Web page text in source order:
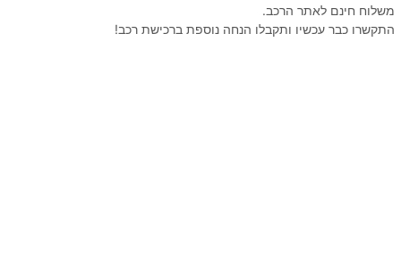
משלוח חינם לאתר הרכב.
התקשרו כבר עכשיו ותקבלו הנחה נוספת ברכישת רכב!